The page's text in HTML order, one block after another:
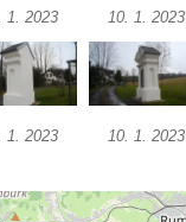
v Rybniště
Jiljí v Lužci nad
na hřbitově v Hostíně u
1. 2023 10. 1. 2023
1. 2023 10. 1. 2023